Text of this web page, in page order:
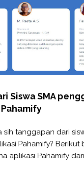
Siswa SMA
sih tanggapan dari
Pahamify? Berikut
aplikasi Pahamify